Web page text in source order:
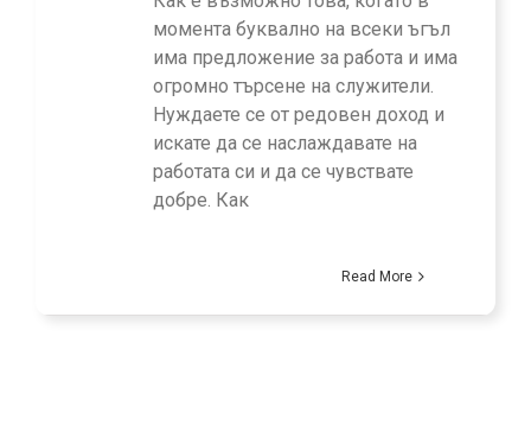
момента буквално на всеки ъгъл
има предложение за работа и има
огромно търсене на служители.
Нуждаете се от редовен доход и
искате да се наслаждавате на
работата си и да се чувствате
добре. Как
Read More